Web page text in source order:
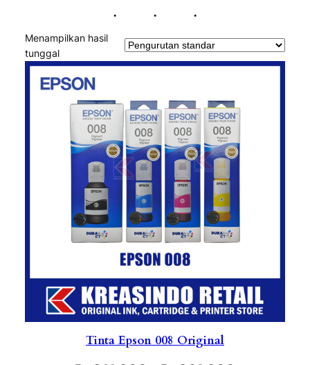
Menampilkan hasil
tunggal
Tinta Epson 008 Original